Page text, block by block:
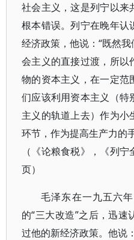
社会主义，这是列宁以来
根本错误。列宁在晚年认
经济政策，他说：“既然
会主义的直接过渡，所以
物的资本主义，在一定范
们应该利用资本主义（特
主义的轨道上去）作为小
环节，作为提高生产力的
（《论粮食税》，《列
页）
毛泽东在一九五六
的“三大改造”之后，迅
过他的新经济政策。他说